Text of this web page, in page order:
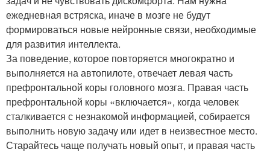
ежедневная встряска, иначе в мозге не будут
формироваться новые нейронные связи, необходимые
для развития интеллекта.
За поведение, которое повторяется многократно и
выполняется на автопилоте, отвечает левая часть
префронтальной коры головного мозга. Правая часть
префронтальной коры «включается», когда человек
сталкивается с незнакомой информацией, собирается
выполнить новую задачу или идет в неизвестное место.
Старайтесь чаще получать новый опыт, и правая часть